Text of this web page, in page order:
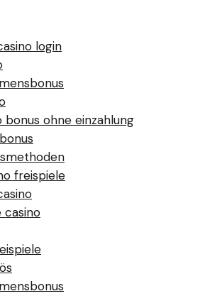
login
bonus ohne einzahlung
freispiele
casino